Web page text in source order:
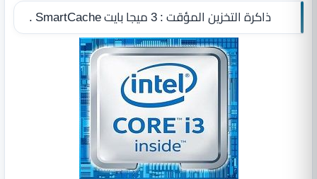
ذاكرة التخزين المؤقت :3 ميجا بايت SmartCache .